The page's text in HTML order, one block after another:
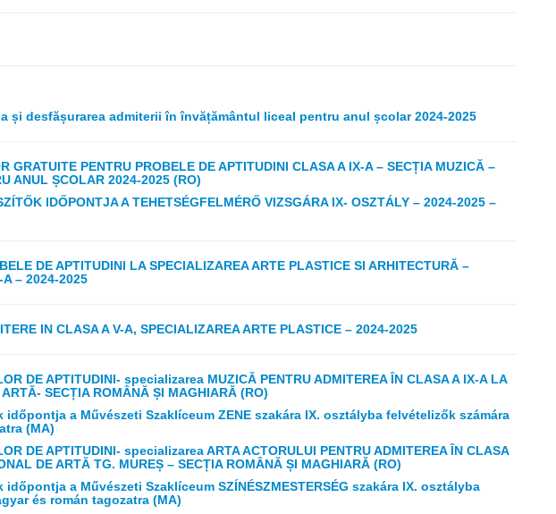
și desfășurarea admiterii în învățământul liceal pentru anul școlar 2024-2025
GRATUITE PENTRU PROBELE DE APTITUDINI CLASA A IX-A – SECȚIA MUZICĂ –
ANUL ȘCOLAR 2024-2025 (RO)
IDŐPONTJA A TEHETSÉGFELMÉRŐ VIZSGÁRA IX- OSZTÁLY – 2024-2025 –
DE APTITUDINI LA SPECIALIZAREA ARTE PLASTICE SI ARHITECTURĂ –
A – 2024-2025
IN CLASA A V-A, SPECIALIZAREA ARTE PLASTICE – 2024-2025
DE APTITUDINI- specializarea MUZICĂ PENTRU ADMITEREA ÎN CLASA A IX-A LA
SECȚIA ROMÂNĂ ȘI MAGHIARĂ (RO)
időpontja a Művészeti Szaklíceum ZENE szakára IX. osztályba felvételizők számára
(MA)
DE APTITUDINI- specializarea ARTA ACTORULUI PENTRU ADMITEREA ÎN CLASA
DE ARTĂ TG. MUREȘ – SECȚIA ROMÂNĂ ȘI MAGHIARĂ (RO)
a Művészeti Szaklíceum SZÍNÉSZMESTERSÉG szakára IX. osztályba
és román tagozatra (MA)